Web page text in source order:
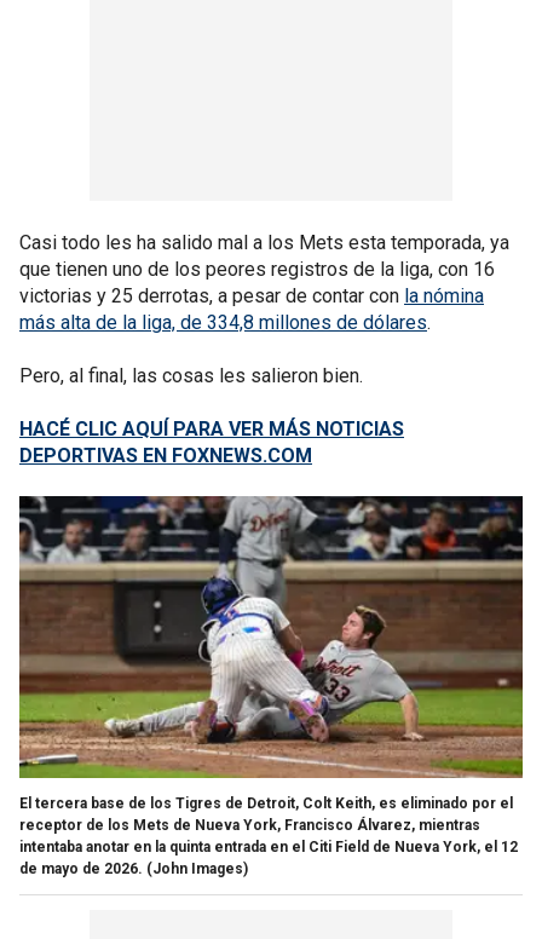
Casi todo les ha salido mal a los Mets esta temporada, ya
que tienen uno de los peores registros de la liga, con 16
victorias y 25 derrotas, a pesar de contar con la nómina
más alta de la liga, de 334,8 millones de dólares.
Pero, al final, las cosas les salieron bien.
HACÉ CLIC AQUÍ PARA VER MÁS NOTICIAS
DEPORTIVAS EN FOXNEWS.COM
El tercera base de los Tigres de Detroit, Colt Keith, es eliminado por el
receptor de los Mets de Nueva York, Francisco Álvarez, mientras
intentaba anotar en la quinta entrada en el Citi Field de Nueva York, el 12
de mayo de 2026. (John Images)